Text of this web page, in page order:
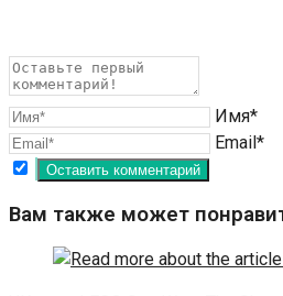
Имя*
Email*
Вам также может